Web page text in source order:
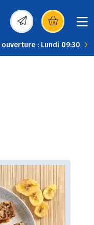
(s’ouvre dans une
ouverture : Lundi 09:30